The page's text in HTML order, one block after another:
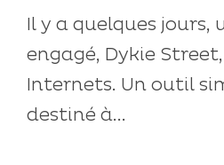
Il y a quelques jours,
engagé, Dykie
Internets. Un outil
destiné à...